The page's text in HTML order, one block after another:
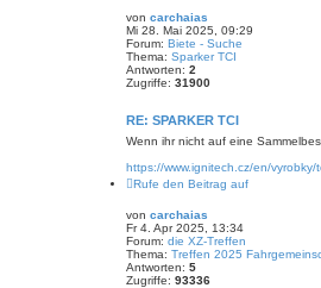
von carchaias
Mi 28. Mai 2025, 09:29
Forum: Biete - Suche
Thema: Sparker TCI
Antworten: 2
Zugriffe: 31900
RE: SPARKER TCI
Wenn ihr nicht auf eine
https://www.ignitech.cz/en/vyrobky/
Rufe den Beitrag auf
von carchaias
Fr 4. Apr 2025, 13:34
Forum: die XZ-Treffen
Thema: Treffen 2025
Antworten: 5
Zugriffe: 93336